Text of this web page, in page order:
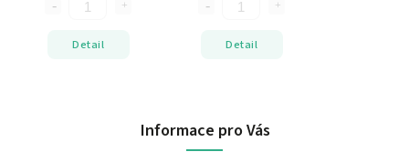
Detail Detail
Informace pro Vás